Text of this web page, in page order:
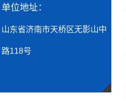
单位地址：
山东省济南市天桥区无影山中
路118号